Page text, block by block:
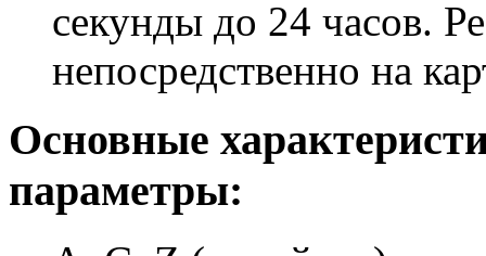
секунды до 24 часов.
непосредственно на
Основные
параметры: